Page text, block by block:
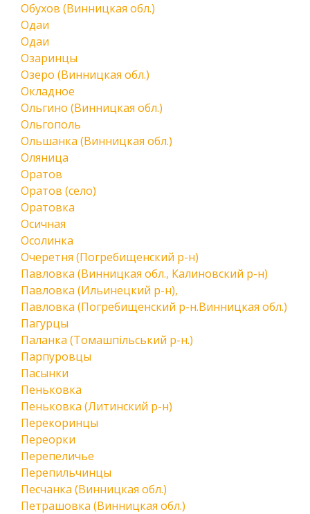
Обухов (Винницкая обл.)
Одаи
Одаи
Озаринцы
Озеро (Винницкая обл.)
Окладное
Ольгино (Винницкая обл.)
Ольгополь
Ольшанка (Винницкая обл.)
Оляница
Оратов
Оратов (село)
Оратовка
Осичная
Осолинка
Очеретня (Погребищенский р-н)
Павловка (Винницкая обл., Калиновский р-н)
Павловка (Ильинецкий р-н),
Павловка (Погребищенский р-н.Винницкая обл.)
Пагурцы
Паланка (Томашпільський р-н.)
Парпуровцы
Пасынки
Пеньковка
Пеньковка (Литинский р-н)
Перекоринцы
Переорки
Перепеличье
Перепильчинцы
Песчанка (Винницкая обл.)
Петрашовка (Винницкая обл.)